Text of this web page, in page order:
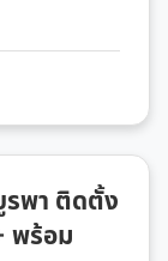
รพา ติดตั้ง
พร้อม